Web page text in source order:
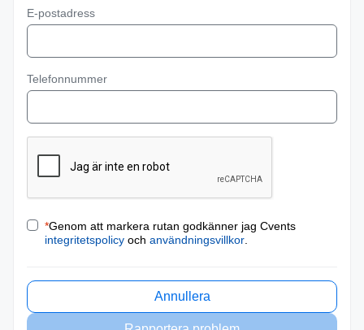
E-postadress
Telefonnummer
*Genom att markera rutan godkänner jag Cvents
integritetspolicy och användningsvillkor
Annullera